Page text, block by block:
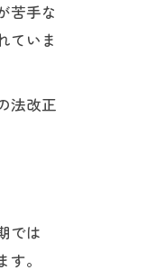
苦手な
ていま
法改正
では
。